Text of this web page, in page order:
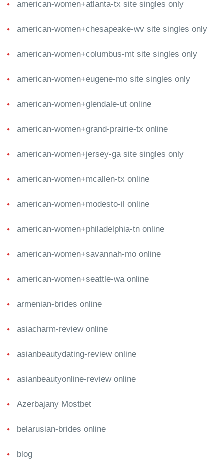
american-women+atlanta-tx site singles only
american-women+chesapeake-wv site singles only
american-women+columbus-mt site singles only
american-women+eugene-mo site singles only
american-women+glendale-ut online
american-women+grand-prairie-tx online
american-women+jersey-ga site singles only
american-women+mcallen-tx online
american-women+modesto-il online
american-women+philadelphia-tn online
american-women+savannah-mo online
american-women+seattle-wa online
armenian-brides online
asiacharm-review online
asianbeautydating-review online
asianbeautyonline-review online
Azerbajany Mostbet
belarusian-brides online
blog